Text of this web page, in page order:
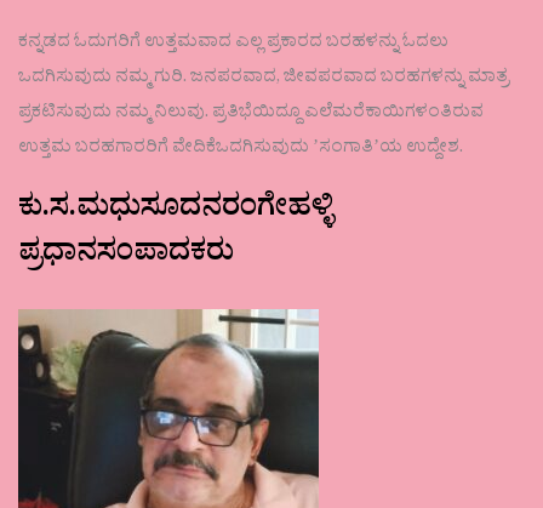
ಕನ್ನಡದ ಓದುಗರಿಗೆ ಉತ್ತಮವಾದ ಎಲ್ಲ ಪ್ರಕಾರದ ಬರಹಳನ್ನು ಓದಲು
ಒದಗಿಸುವುದು ನಮ್ಮ ಗುರಿ. ಜನಪರವಾದ, ಜೀವಪರವಾದ ಬರಹಗಳನ್ನು ಮಾತ್ರ
ಪ್ರಕಟಿಸುವುದು ನಮ್ಮ ನಿಲುವು. ಪ್ರತಿಭೆಯಿದ್ದೂ ಎಲೆಮರೆಕಾಯಿಗಳಂತಿರುವ
ಉತ್ತಮ ಬರಹಗಾರರಿಗೆ ವೇದಿಕೆಒದಗಿಸುವುದು ʼಸಂಗಾತಿʼಯ ಉದ್ದೇಶ.
ಕು.ಸ.ಮಧುಸೂದನರಂಗೇಹಳ್ಳಿ
ಪ್ರಧಾನಸಂಪಾದಕರು